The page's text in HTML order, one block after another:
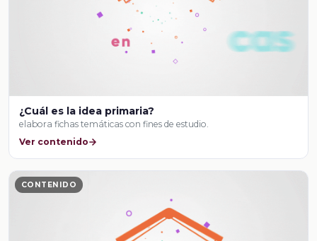
¿Cuál es la idea primaria?
elabora fichas temáticas con fines de estudio.
Ver contenido
CONTENIDO